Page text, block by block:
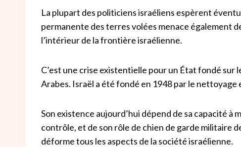
La plupart des politiciens israéliens espèrent
permanente des terres volées menace également
l’intérieur de la frontière israélienne.
C’est une crise existentielle pour un État fondé sur
Arabes. Israël a été fondé en 1948 par le
Son existence aujourd’hui dépend de sa capacité à
contrôle, et de son rôle de chien de garde militaire
déforme tous les aspects de la société israélienne.